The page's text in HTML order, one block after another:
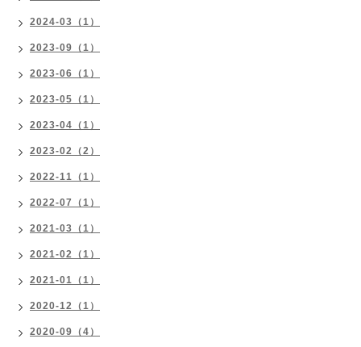
2024-03（1）
2023-09（1）
2023-06（1）
2023-05（1）
2023-04（1）
2023-02（2）
2022-11（1）
2022-07（1）
2021-03（1）
2021-02（1）
2021-01（1）
2020-12（1）
2020-09（4）